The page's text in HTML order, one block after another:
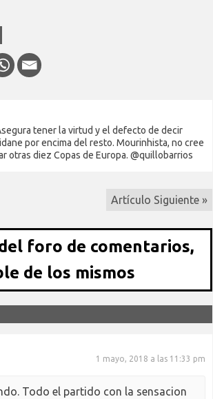
tener la virtud y el defecto de decir
por encima del resto. Mourinhista, no cree
otras diez Copas de Europa. @quillobarrios
Artículo Siguiente »
foro de comentarios,
de los mismos
1 mayo, 2018 a las 11:33 pm
Todo el partido con la sensacion